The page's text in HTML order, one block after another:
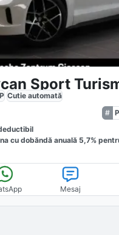
Sport
Cutieautomată
cu dobăndă anuală 5,7%
Mesaj